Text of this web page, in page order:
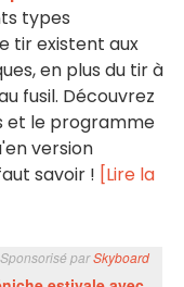
types
tir existent aux
en plus du tir à
fusil. Découvrez
et le programme
version
savoir ! [Lire la